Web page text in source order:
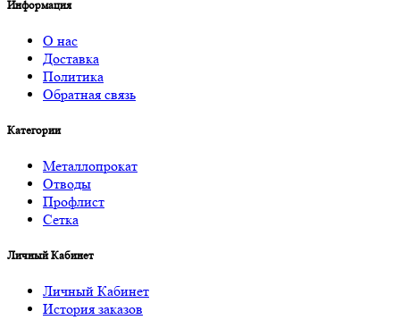
Информация
О нас
Доставка
Политика
Обратная связь
Категории
Металлопрокат
Отводы
Профлист
Сетка
Личный Кабинет
Личный Кабинет
История заказов